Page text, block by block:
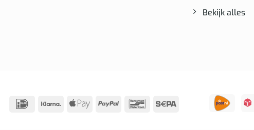
Bekijk alles
IDeal Klarna Apple
PayPal Bancontact
Sepa